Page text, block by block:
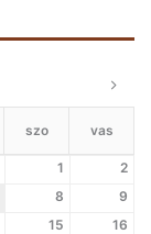
szo vas
1
2
8
9
15 16